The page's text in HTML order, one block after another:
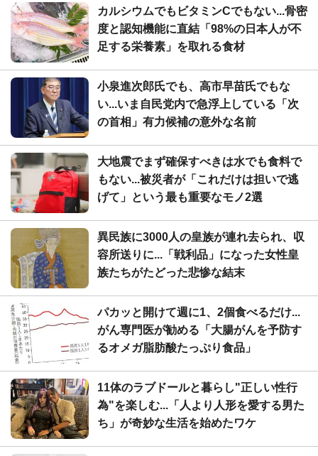
カルシウムでもビタミンCでもない...骨密
度と認知機能に直結「98%の日本人が不
足する栄養素」を取れる食材
小泉進次郎氏でも、高市早苗氏でもな
い...いま自民党内で急浮上している「次
の首相」有力候補の意外な名前
大地震でまず確保すべきは水でも食料で
もない...被災者が「これだけは担いで逃
げて」という最も重要なモノ2選
異民族に3000人の皇族が連れ去られ、収
容所送りに...「戦利品」になった女性皇
族たちがたどった悲惨な結末
パカッと開けて週に1、2個食べるだけ...
がん専門医が勧める「大腸がんを予防す
るオメガ脂肪酸たっぷり食品」
11体のラブドールと暮らし"正しい性行
為"を楽しむ...「人より人形を愛する男た
ち」が奇妙な生活を始めたワケ